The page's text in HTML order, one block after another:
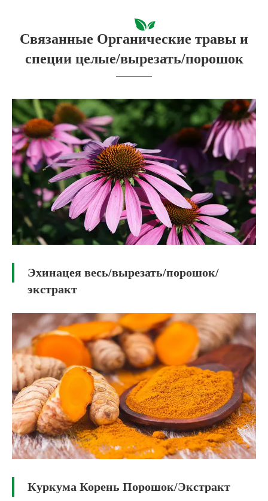
Связанные Органические травы и
специи целые/вырезать/порошок
Эхинацея весь/вырезать/порошок/
экстракт
Куркума Корень Порошок/Экстракт